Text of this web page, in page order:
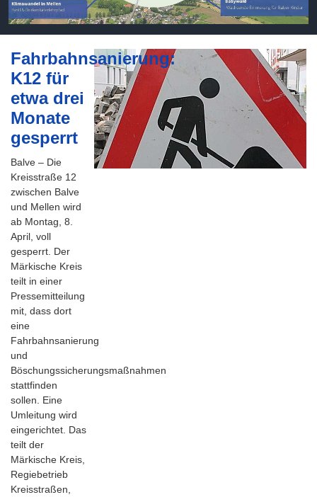
Fahrbahnsanierung:
K12 für
etwa drei
Monate
gesperrt
Balve – Die
Kreisstraße 12
zwischen Balve
und Mellen wird
ab Montag, 8.
April, voll
gesperrt. Der
Märkische Kreis
teilt in einer
Pressemitteilung
mit, dass dort
eine
Fahrbahnsanierung
und
Böschungssicherungsmaßnahmen
stattfinden
sollen. Eine
Umleitung wird
eingerichtet. Das
teilt der
Märkische Kreis,
Regiebetrieb
Kreisstraßen,